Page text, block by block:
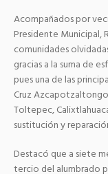
Acompañados por
Presidente Municipal,
comunidades
gracias a la suma de
pues una de las
Cruz
Toltepec,
sustitución y
Destacó que a siete
tercio del alumbrado